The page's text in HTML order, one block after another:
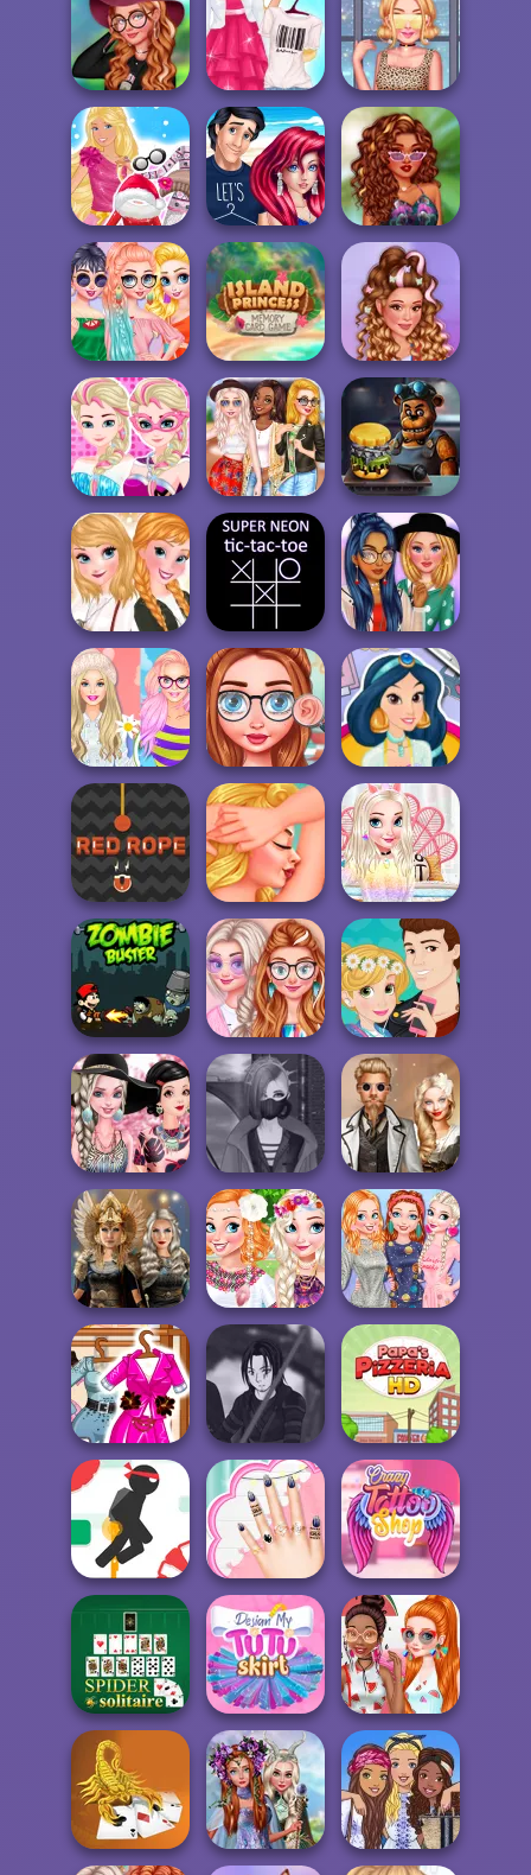
Frozen Sisters In
Love
Brain For
Monster Truck
Steampunk
Princesses
Design My Spring
Look
Barbie Girly Vs
Boyish
TikTok
Princesses
#croptop
Barbie Gets
Ready For Winter
Ariel And Eric In
Love
Insta Girls
Beachwear
BFFs Street Style
Looks
Island Princess
Memory Card
Ga...
Y2K Aesthetic
Elsa Super Power
Princess
Bonfire Night FNAF Burger
Frozen Sisters
Autumn Trends
Super Neon
TicTacToe
My Cute Raincoat
Barbie 4 Seasons
Ear and Eyes
Emergency
Jasmine
Eurotrip
Planning
Red Rope Beach Spa Salon
My Perfect
Bedroom Decor
Zombie Buster
Princesses:
Colorful Outfits
Rapunzel And
Belle Love Crush
2017 Trend Alert
Jungle Patter...
Cyberpunk
Fashion
Steampunk
Wedding
Norse
Goddesses
Design My Stylish
Flower Crown
Baby It's Cold
Outside Dressup
Barbie Model For
Vogue
Star Wars Avatar
Creator
Papa's Pizzeria
Stickjet
Challenge
Princesses
Manicure Experts
Crazy Tattoo
Shop
Spider Solitaire
Design My Tutu
Skirt
Girls Watermelon
Crush